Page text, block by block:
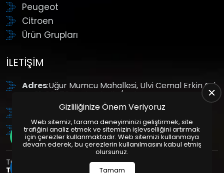
Peugeot
Citroen
Ürün Grupları
İLETIŞIM
Adres:Uğur Mumcu Mahallesi, Ulvi Cemal Erkin Cd.
No:61, 06370 Yenimahalle/Ankara
: +90 (312) 354 8888
GSM: +90 (532) 343 4085
Tüm Hakları Saklıdır. | Bu site Us Yazılım
Tasarım
Paketleri ile Hazırlanmıştır. © 2025
Gizliliğinize Önem Veriyoruz
Web sitemiz, tarama deneyiminizi geliştirmek, site
trafiğini analiz etmek ve sitemizin işlevselliğini artırmak
için çerezler kullanmaktadır. Web sitemizi kullanmaya
devam ederek, bu çerezlerin kullanılmasını kabul etmiş
olursunuz.
Tamam